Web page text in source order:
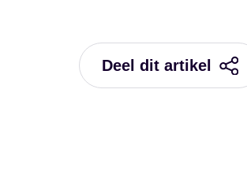
Deel dit artikel